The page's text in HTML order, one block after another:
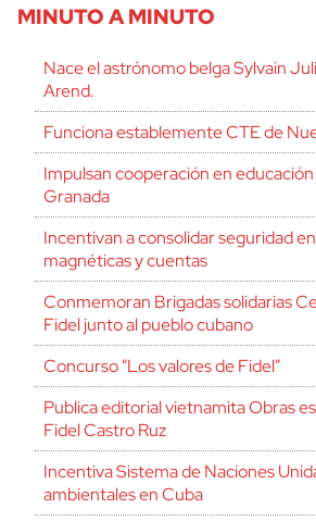
MINUTO A MINUTO
Nace el astrónomo belga Sylvain
Arend.
Funciona establemente CTE de
Impulsan cooperación en
Granada
Incentivan a consolidar seguridad
magnéticas y cuentas
Conmemoran Brigadas solidarias
Fidel junto al pueblo cubano
Concurso “Los valores de Fidel”
Publica editorial vietnamita Obras
Fidel Castro Ruz
Incentiva Sistema de Naciones
ambientales en Cuba